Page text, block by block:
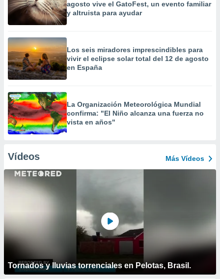
agosto vive el GatoFest, un evento familiar
y altruista para ayudar
Los seis miradores imprescindibles para
vivir el eclipse solar total del 12 de agosto
en España
La Organización Meteorológica Mundial
confirma: "El Niño alcanza una fuerza no
vista en años"
Vídeos Más Vídeos
Tornados y lluvias torrenciales en Pelotas, Brasil.